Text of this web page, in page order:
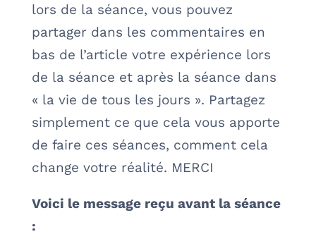
lors de la séance, vous pouvez
partager dans les commentaires en
bas de l’article votre expérience lors
de la séance et après la séance dans
« la vie de tous les jours ». Partagez
simplement ce que cela vous apporte
de faire ces séances, comment cela
change votre réalité. MERCI
Voici le message reçu avant la séance
: